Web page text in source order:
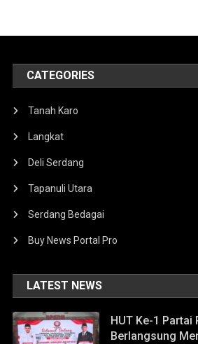
CATEGORIES
Tanah Karo
Langkat
Deli Serdang
Tapanuli Utara
Serdang Bedagai
Buy News Portal Pro
LATEST NEWS
HUT Ke-1 Partai
Berlangsung